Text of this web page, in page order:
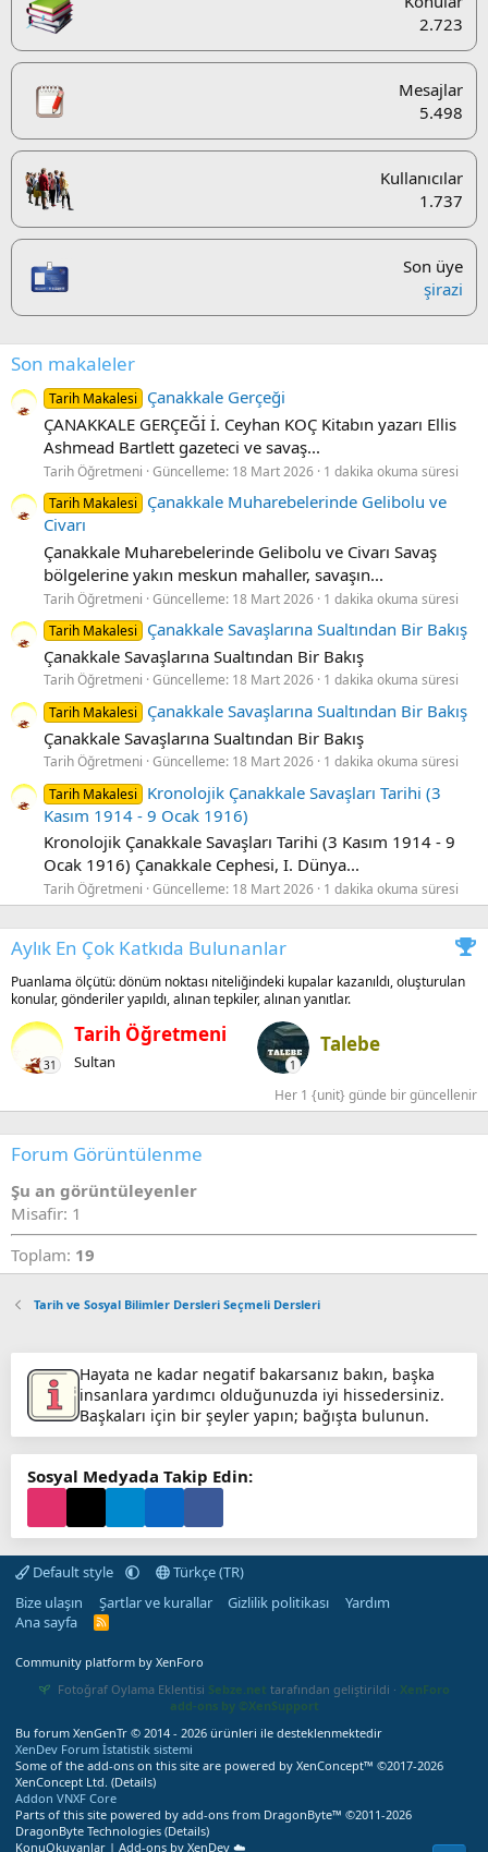
2.723
Mesajlar
5.498
Kullanıcılar
1.737
Son üye
şirazi
Son makaleler
Tarih Makalesi
Çanakkale Gerçeği
ÇANAKKALE GERÇEĞİ İ. Ceyhan KOÇ Kitabın yazarı Ellis
Ashmead Bartlett gazeteci ve savaş...
Tarih Öğretmeni Güncelleme: 18 Mart 2026 1 dakika okuma süresi
Tarih Makalesi
Çanakkale Muharebelerinde Gelibolu ve
Civarı
Çanakkale Muharebelerinde Gelibolu ve Civarı Savaş
bölgelerine yakın meskun mahaller, savaşın...
Tarih Öğretmeni Güncelleme: 18 Mart 2026 1 dakika okuma süresi
Tarih Makalesi
Çanakkale Savaşlarına Sualtından Bir Bakış
Çanakkale Savaşlarına Sualtından Bir Bakış
Tarih Öğretmeni Güncelleme: 18 Mart 2026 1 dakika okuma süresi
Tarih Makalesi
Çanakkale Savaşlarına Sualtından Bir Bakış
Çanakkale Savaşlarına Sualtından Bir Bakış
Tarih Öğretmeni Güncelleme: 18 Mart 2026 1 dakika okuma süresi
Tarih Makalesi
Kronolojik Çanakkale Savaşları Tarihi (3
Kasım 1914 - 9 Ocak 1916)
Kronolojik Çanakkale Savaşları Tarihi (3 Kasım 1914 - 9
Ocak 1916) Çanakkale Cephesi, I. Dünya...
Tarih Öğretmeni Güncelleme: 18 Mart 2026 1 dakika okuma süresi
Aylık En Çok Katkıda Bulunanlar
Puanlama ölçütü: dönüm noktası niteliğindeki kupalar kazanıldı, oluşturulan
konular, gönderiler yapıldı, alınan tepkiler, alınan yanıtlar.
31
Tarih Öğretmeni
Sultan 1
Talebe
Her 1 {unit} günde bir güncellenir
Forum Görüntülenme
Şu an görüntüleyenler
Misafir: 1
Toplam: 19
Tarih ve Sosyal Bilimler Dersleri Seçmeli Dersleri
Hayata ne kadar negatif bakarsanız bakın, başka
insanlara yardımcı olduğunuzda iyi hissedersiniz.
Başkaları için bir şeyler yapın; bağışta bulunun.
Sosyal Medyada Takip Edin:
Default style
Türkçe (TR)
Bize ulaşın
Şartlar ve kurallar Gizlilik politikası
Yardım
Ana sayfa
R
Community platform by XenForo
Fotoğraf Oylama Eklentisi Sebze.net tarafından geliştirildi · XenForo
add-ons by ©XenSupport
Bu forum XenGenTr © 2014 - 2026 ürünleri ile desteklenmektedir
XenDev Forum İstatistik sistemi
Some of the add-ons on this site are powered by XenConcept™ ©2017-2026
XenConcept Ltd. (Details)
Addon VNXF Core
Parts of this site powered by add-ons from DragonByte™ ©2011-2026
DragonByte Technologies (Details)
KonuOkuyanlar | Add-ons by XenDev ☁️